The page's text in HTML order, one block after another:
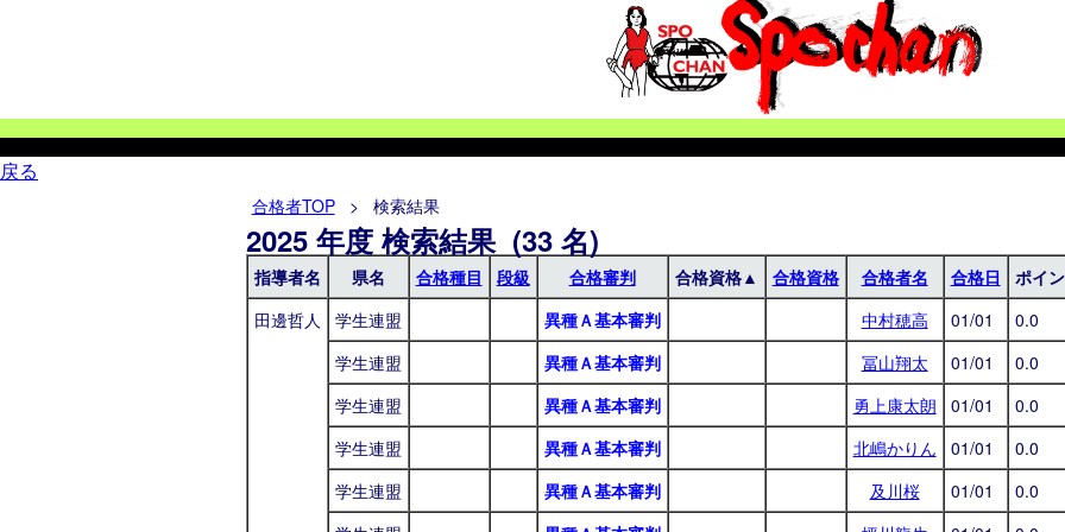
戻る
合格者TOP> 検索結果
2025 年度 検索結果 (33 名)
指導者名 県名 合格種目 段級 合格審判 合格資格▲ 合格資格 合格者名 合格日
ポイ
田邊哲人
学生連盟 異種Ａ基本審判 中村穂高 01/01
0.0
学生連盟
異種Ａ基本審判 冨山翔太 01/01
0.0
学生連盟
異種Ａ基本審判 勇上康太朗 01/01
0.0
学生連盟
異種Ａ基本審判 北嶋かりん 01/01
0.0
学生連盟
異種Ａ基本審判 及川桜 01/01
0.0